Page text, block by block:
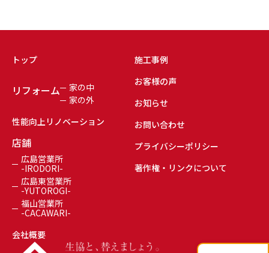
トップ
リフォーム
家の中
家の外
性能向上リノベーション
店舗
広島営業所
-IRODORI-
広島東営業所
-YUTOROGI-
福山営業所
-CACAWARI-
会社概要
施工事例
お客様の声
お知らせ
お問い合わせ
プライバシーポリシー
著作権・リンクについて